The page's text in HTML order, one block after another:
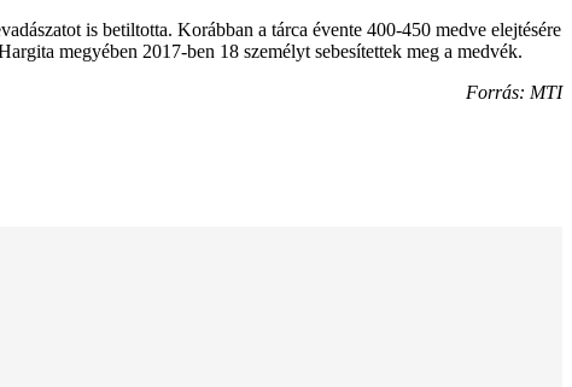
is betiltotta. Korábban a tárca évente 400-450 medve elejtésére
megyében 2017-ben 18 személyt sebesítettek meg a medvék.
Forrás: MTI